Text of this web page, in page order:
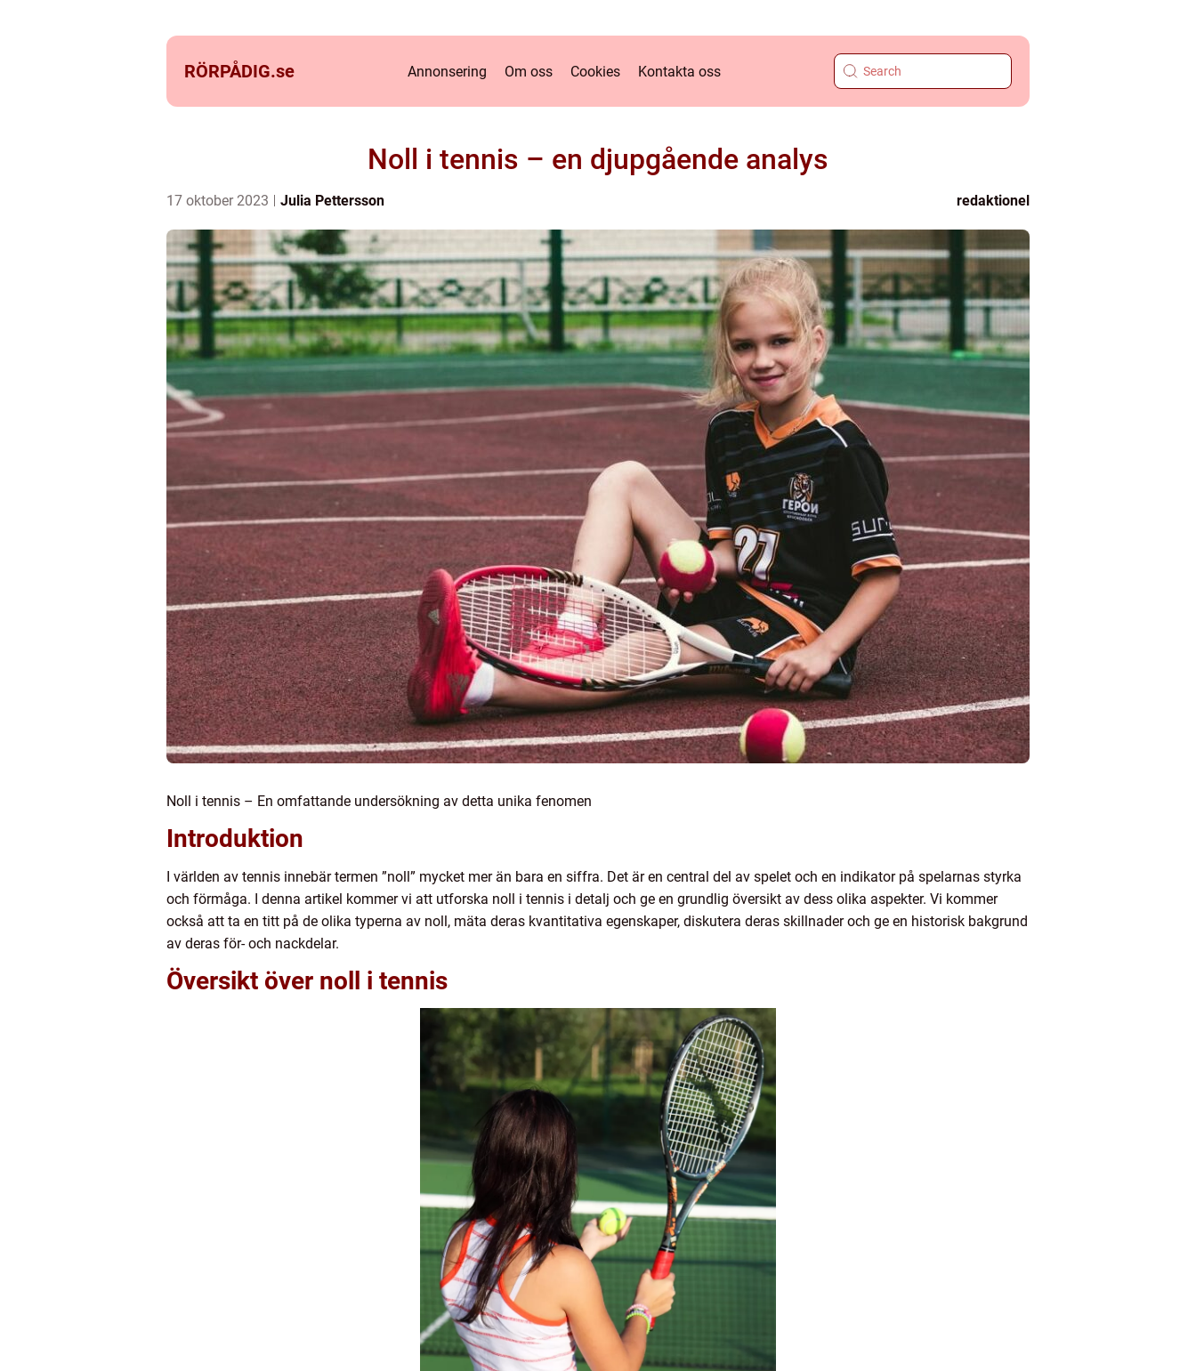
RÖRPÅDIG.se Annonsering Om oss Cookies Kontakta oss
Noll i tennis – en djupgående analys
17 oktober 2023 Julia Pettersson redaktionel
Noll i tennis – En omfattande undersökning av detta unika fenomen
Introduktion
I världen av tennis innebär termen ”noll” mycket mer än bara en siffra. Det är en central del av spelet och en indikator på spelarnas styrka
och förmåga. I denna artikel kommer vi att utforska noll i tennis i detalj och ge en grundlig översikt av dess olika aspekter. Vi kommer
också att ta en titt på de olika typerna av noll, mäta deras kvantitativa egenskaper, diskutera deras skillnader och ge en historisk bakgrund
av deras för- och nackdelar.
Översikt över noll i tennis